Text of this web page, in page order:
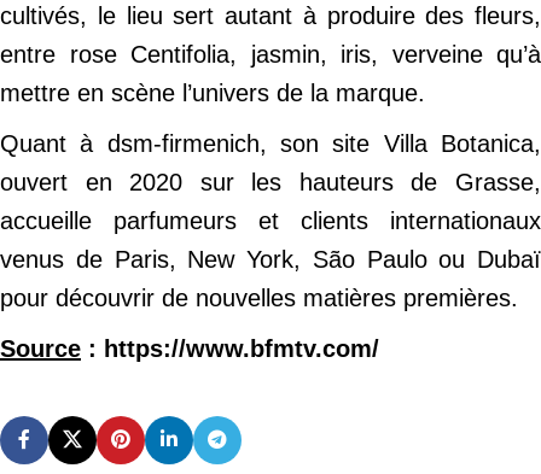
cultivés, le lieu sert autant à produire des fleurs,
entre rose Centifolia, jasmin, iris, verveine qu’à
mettre en scène l’univers de la marque.
Quant à dsm-firmenich, son site Villa Botanica,
ouvert en 2020 sur les hauteurs de Grasse,
accueille parfumeurs et clients internationaux
venus de Paris, New York, São Paulo ou Dubaï
pour découvrir de nouvelles matières premières.
Source : https://www.bfmtv.com/